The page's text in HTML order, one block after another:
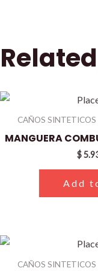
CAÑOS
MANGUERA
$
Add
CAÑOS